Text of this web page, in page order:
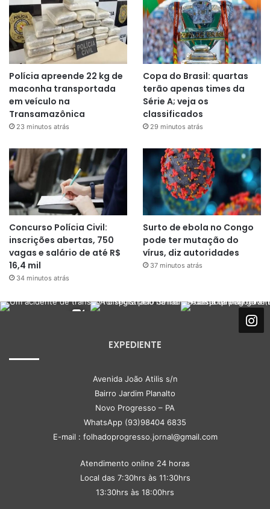
Polícia apreende 22 kg de
maconha transportada
em veículo na
Transamazônica
23 minutos atrás
Copa do Brasil: quartas
terão apenas times da
Série A; veja os
classificados
29 minutos atrás
Concurso Polícia Civil:
inscrições abertas, 750
vagas e salário de até R$
16,4 mil
34 minutos atrás
Surto de ebola no Congo
pode ter mutação do
vírus, diz autoridades
37 minutos atrás
EXPEDIENTE
Avenida João Atilis s/n
Bairro Jardim Planalto
Novo Progresso – PA
WhatsApp (93)98404 6835
E-mail : folhadoprogresso.jornal@gmail.com
Atendimento online 24 horas
Local das 7:30hrs às 11:30hrs
13:30hrs às 18:00hrs